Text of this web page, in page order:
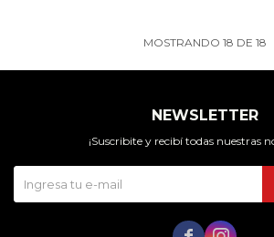
MOSTRANDO 18 DE 18
NEWSLETTER
¡Suscribite y recibí todas nuestras